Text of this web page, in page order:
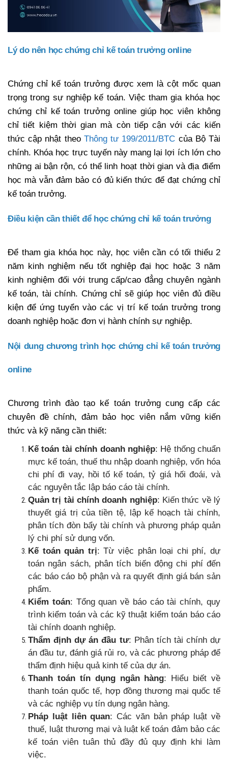
Lý do nên học chứng chỉ kế toán trưởng online
Chứng chỉ kế toán trưởng được xem là cột mốc quan
trọng trong sự nghiệp kế toán. Việc tham gia khóa học
chứng chỉ kế toán trưởng online giúp học viên không
chỉ tiết kiệm thời gian mà còn tiếp cận với các kiến
thức cập nhật theo Thông tư 199/2011/BTC của Bộ Tài
chính. Khóa học trực tuyến này mang lại lợi ích lớn cho
những ai bận rộn, có thể linh hoạt thời gian và địa điểm
học mà vẫn đảm bảo có đủ kiến thức để đạt chứng chỉ
kế toán trưởng.
Điều kiện cần thiết để học chứng chỉ kế toán trưởng
Để tham gia khóa học này, học viên cần có tối thiểu 2
năm kinh nghiệm nếu tốt nghiệp đại học hoặc 3 năm
kinh nghiệm đối với trung cấp/cao đẳng chuyên ngành
kế toán, tài chính. Chứng chỉ sẽ giúp học viên đủ điều
kiện để ứng tuyển vào các vị trí kế toán trưởng trong
doanh nghiệp hoặc đơn vị hành chính sự nghiệp.
Nội dung chương trình học chứng chỉ kế toán trưởng
online
Chương trình đào tạo kế toán trưởng cung cấp các
chuyên đề chính, đảm bảo học viên nắm vững kiến
thức và kỹ năng cần thiết:
Kế toán tài chính doanh nghiệp: Hệ thống chuẩn
mực kế toán, thuế thu nhập doanh nghiệp, vốn hóa
chi phí đi vay, hồi tố kế toán, tỷ giá hối đoái, và
các nguyên tắc lập báo cáo tài chính.
Quản trị tài chính doanh nghiệp: Kiến thức về lý
thuyết giá trị của tiền tệ, lập kế hoạch tài chính,
phân tích đòn bẩy tài chính và phương pháp quản
lý chi phí sử dụng vốn.
Kế toán quản trị: Từ việc phân loại chi phí, dự
toán ngân sách, phân tích biến động chi phí đến
các báo cáo bộ phận và ra quyết định giá bán sản
phẩm.
Kiểm toán: Tổng quan về báo cáo tài chính, quy
trình kiểm toán và các kỹ thuật kiểm toán báo cáo
tài chính doanh nghiệp.
Thẩm định dự án đầu tư: Phân tích tài chính dự
án đầu tư, đánh giá rủi ro, và các phương pháp để
thẩm định hiệu quả kinh tế của dự án.
Thanh toán tín dụng ngân hàng: Hiểu biết về
thanh toán quốc tế, hợp đồng thương mại quốc tế
và các nghiệp vụ tín dụng ngân hàng.
Pháp luật liên quan: Các văn bản pháp luật về
thuế, luật thương mại và luật kế toán đảm bảo các
kế toán viên tuân thủ đầy đủ quy định khi làm
việc.